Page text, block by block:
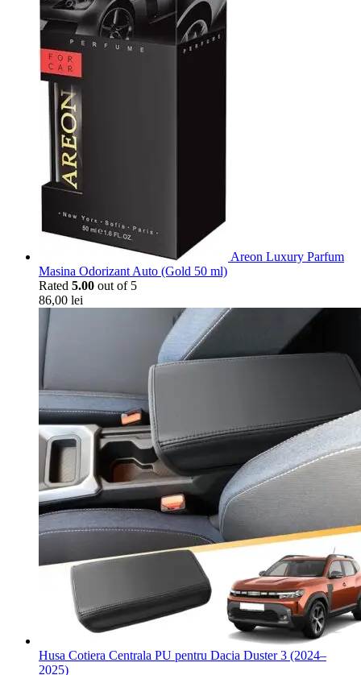
Areon Luxury Parfum
Masina Odorizant Auto (Gold 50 ml)
Rated 5.00 out of 5
86,00 lei
Husa Cotiera Centrala PU pentru Dacia Duster 3 (2024–
2025)